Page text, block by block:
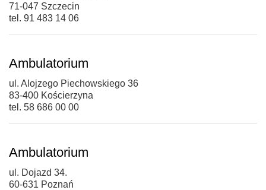
71-047 Szczecin
tel. 91 483 14 06
Ambulatorium
ul. Alojzego Piechowskiego 36
83-400 Kościerzyna
tel. 58 686 00 00
Ambulatorium
ul. Dojazd 34.
60-631 Poznań